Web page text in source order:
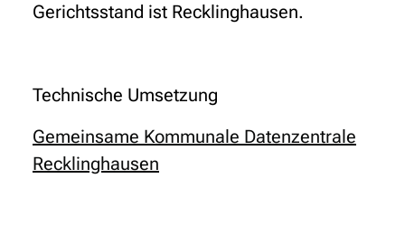
Gerichtsstand ist Recklinghausen.
Technische Umsetzung
Gemeinsame Kommunale Datenzentrale
Recklinghausen